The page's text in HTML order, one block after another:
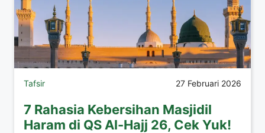
Tafsir 27 Februari 2026
7 Rahasia Kebersihan Masjidil
Haram di QS Al-Hajj 26, Cek Yuk!